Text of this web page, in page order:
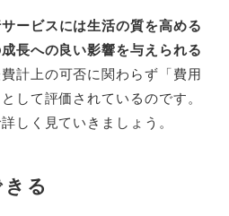
ービスには生活の質を高める
長への良い影響を与えられる
計上の可否に関わらず「費用
して評価されているのです。
しく見ていきましょう。
る